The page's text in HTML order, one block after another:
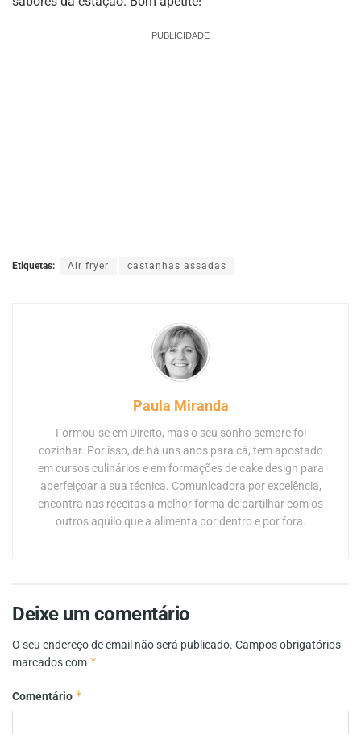
PUBLICIDADE
Etiquetas: Air fryer castanhas assadas
Paula Miranda
Formou-se em Direito, mas o seu sonho sempre foi
cozinhar. Por isso, de há uns anos para cá, tem apostado
em cursos culinários e em formações de cake design para
aperfeiçoar a sua técnica. Comunicadora por excelência,
encontra nas receitas a melhor forma de partilhar com os
outros aquilo que a alimenta por dentro e por fora.
Deixe um comentário
O seu endereço de email não será publicado. Campos obrigatórios
marcados com *
Comentário *